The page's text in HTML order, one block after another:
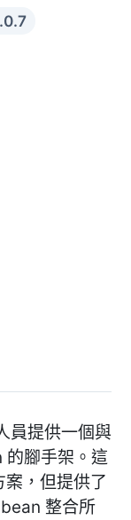
員提供一個與
腳手架。這
，但提供了
整合所